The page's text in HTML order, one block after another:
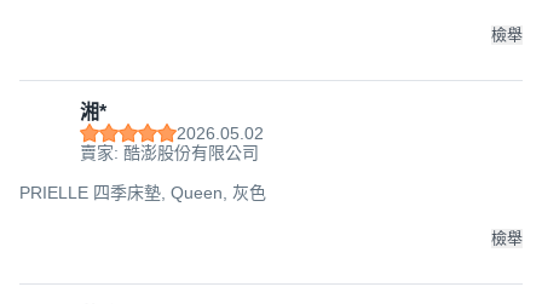
檢舉
湘*
2026.05.02
賣家: 酷澎股份有限公司
PRIELLE 四季床墊, Queen, 灰色
檢舉